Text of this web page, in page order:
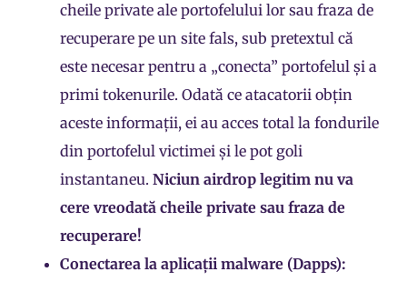
cheile private ale portofelului lor sau fraza de
recuperare pe un site fals, sub pretextul că
este necesar pentru a „conecta” portofelul și a
primi tokenurile. Odată ce atacatorii obțin
aceste informații, ei au acces total la fondurile
din portofelul victimei și le pot goli
instantaneu. Niciun airdrop legitim nu va
cere vreodată cheile private sau fraza de
recuperare!
Conectarea la aplicații malware (Dapps):